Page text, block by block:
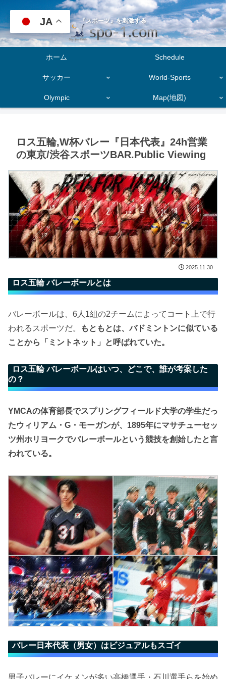
『スポーツ』を刺激する
ホーム Schedule
サッカー World-Sports
Olympic Map(地図)
ロス五輪,W杯バレー『日本代表』24h営業
の東京/渋谷スポーツBAR.Public Viewing
2025.11.30
ロス五輪 バレーボールとは
バレーボールは、6人1組の2チームによってコート上で行
われるスポーツだ。
もともとは、バドミントンに似ている
ことから「ミントネット」と呼ばれていた。
ロス五輪 バレーボールはいつ、どこで、誰が考案した
の？
YMCAの体育部長でスプリングフィールド大学の学生だっ
たウィリアム・G・モーガンが、1895年にマサチューセッ
ツ州ホリヨークでバレーボールという競技を創始したと言
われている。
バレー日本代表（男女）はビジュアルもスゴイ
JA